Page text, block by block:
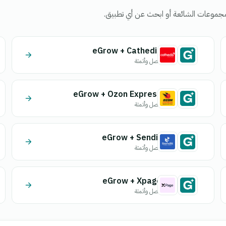
الشائعة أو ابحث عن أي تطبيق.
eGrow + Cathedis
اتصل وأتمتة
eGrow + Ozon Express
اتصل وأتمتة
eGrow + Sendit
اتصل وأتمتة
eGrow + Xpage
اتصل وأتمتة